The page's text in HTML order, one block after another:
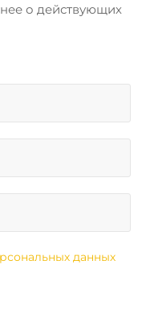
о действующих
данных